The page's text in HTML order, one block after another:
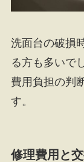
洗面台の破損
る方も多いで
費用負担の判
す。
修理費用と